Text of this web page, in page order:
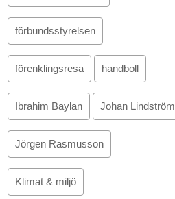
förbundsstyrelsen
förenklingsresa handboll
Ibrahim Baylan Johan Lindström
Jörgen Rasmusson
Klimat & miljö